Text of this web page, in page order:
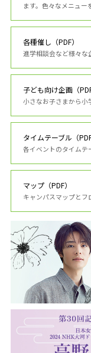
ます。色々なメニュー
各種催し（PDF）
進学相談会など様々な
子ども向け企画（PDF
小さなお子さまから小
タイムテーブル（PDF
各イベントのタイムテ
マップ（PDF）
キャンパスマップとフ